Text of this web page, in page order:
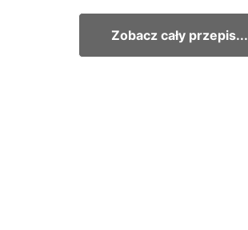
Zobacz cały przepis...